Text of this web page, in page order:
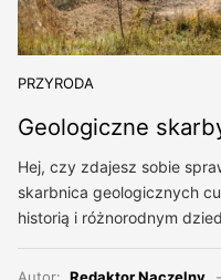
PRZYRODA
Geologiczne
Hej, czy zdajesz sobie
skarbnica geologicznych
historią i różnorodnym